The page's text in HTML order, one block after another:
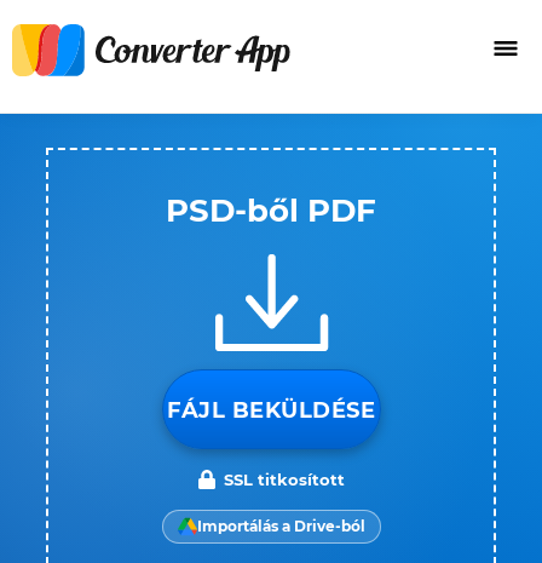
PSD-ből PDF
FÁJL BEKÜLDÉSE
SSL titkosított
Importálás a Drive-ból